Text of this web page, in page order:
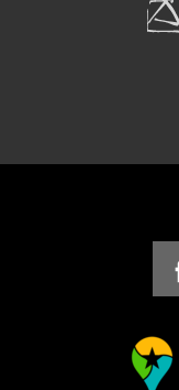
Pour